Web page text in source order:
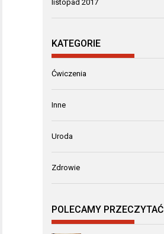
listopad 2017
KATEGORIE
Ćwiczenia
Inne
Uroda
Zdrowie
POLECAMY PRZECZYTAĆ